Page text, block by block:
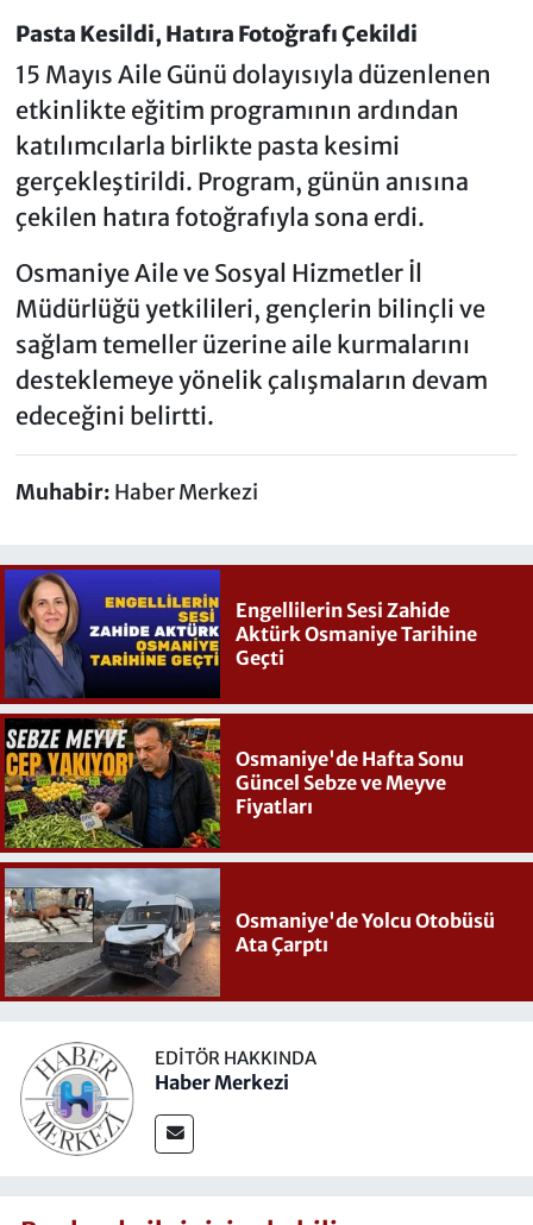
Pasta Kesildi, Hatıra Fotoğrafı Çekildi
15 Mayıs Aile Günü dolayısıyla düzenlenen
etkinlikte eğitim programının ardından
katılımcılarla birlikte pasta kesimi
gerçekleştirildi. Program, günün anısına
çekilen hatıra fotoğrafıyla sona erdi.
Osmaniye Aile ve Sosyal Hizmetler İl
Müdürlüğü yetkilileri, gençlerin bilinçli ve
sağlam temeller üzerine aile kurmalarını
desteklemeye yönelik çalışmaların devam
edeceğini belirtti.
Muhabir: Haber Merkezi
Engellilerin Sesi Zahide
Aktürk Osmaniye Tarihine
Geçti
Osmaniye'de Hafta Sonu
Güncel Sebze ve Meyve
Fiyatları
Osmaniye'de Yolcu Otobüsü
Ata Çarptı
EDITÖR HAKKINDA
Haber Merkezi